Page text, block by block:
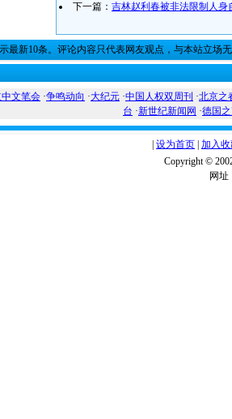
下一篇： 吉林赵利春被非法限制人身
示最新10条。评论内容只代表网友观点，与本站立场
文笔会 ·争鸣动向 ·大纪元 ·中国人权双周刊 ·北京之
台 ·新世纪新闻网 ·德国
设为首页 加入
Copyright ©
网址